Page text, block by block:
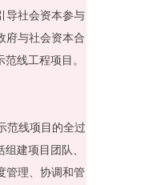
导社会资本参与
府与社会资本合
线工程项目。
范线项目的全过
建项目团队、
管理、协调和管